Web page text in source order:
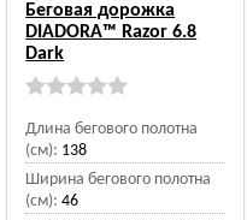
Беговая дорожка
DIADORA™ Razor 6.8
Dark
Длина бегового полотна
(см): 138
Ширина бегового полотна
(см): 46